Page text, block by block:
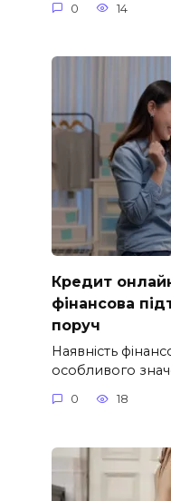
0 14
Кредит
фінансова
поруч
Наявність
особливого
0 18